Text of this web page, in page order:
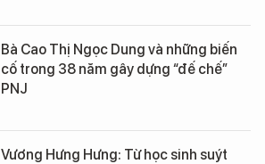
Bà Cao Thị Ngọc Dung và những biến
cố trong 38 năm gây dựng “đế chế”
PNJ
Vương Hưng Hưng: Từ học sinh suýt